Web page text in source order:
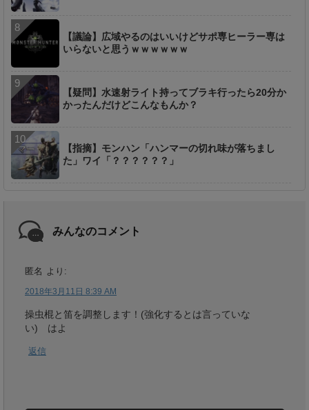
【議論】広域やるのはいいけどサポ専ヒーラー専は
いらないと思うｗｗｗｗｗｗ
【疑問】水速射ライト持ってブラキ行ったら20分か
かったんだけどこんなもんか？
【指摘】モンハン「ハンマーの切れ味が落ちまし
た」ワイ「？？？？？？」
みんなのコメント
匿名 より:
2018年3月11日 8:39 AM
操虫棍と笛を調整します！(強化するとは言っていな
い) はよ
返信